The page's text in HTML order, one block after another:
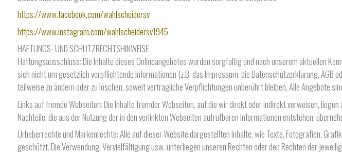
https://www.facebook.com/wahlscheidersv
https://www.instagram.com/wahlscheidersv1945
HAFTUNGS- UND SCHUTZRECHTSHINWEISE
Haftungsausschluss: Die Inhalte dieses Onlineangebotes wurden sorgfältig und nach unserem aktuellen
sich nicht um gesetzlich verpflichtende Informationen (z.B. das Impressum, die Datenschutzerklärung,
teilweise zu ändern oder zu löschen, soweit vertragliche Verpflichtungen unberührt bleiben. Alle Angebote
Links auf fremde Webseiten: Die Inhalte fremder Webseiten, auf die wir direkt oder indirekt verweisen,
Nachteile, die aus der Nutzung der in den verlinkten Webseiten aufrufbaren Informationen entstehen,
Urheberrechte und Markenrechte: Alle auf dieser Website dargestellten Inhalte, wie Texte, Fotografien,
geschützt. Die Verwendung, Vervielfältigung usw. unterliegen unseren Rechten oder den Rechten der